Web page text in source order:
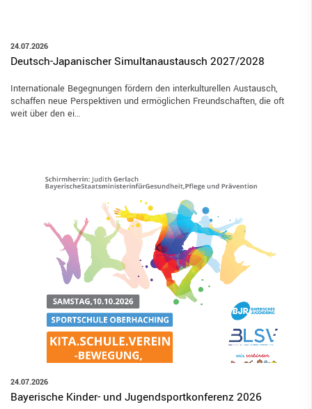
24.07.2026
Deutsch-Japanischer Simultanaustausch 2027/2028
Internationale Begegnungen fördern den interkulturellen Austausch,
schaffen neue Perspektiven und ermöglichen Freundschaften, die oft
weit über den ei…
24.07.2026
Bayerische Kinder- und Jugendsportkonferenz 2026